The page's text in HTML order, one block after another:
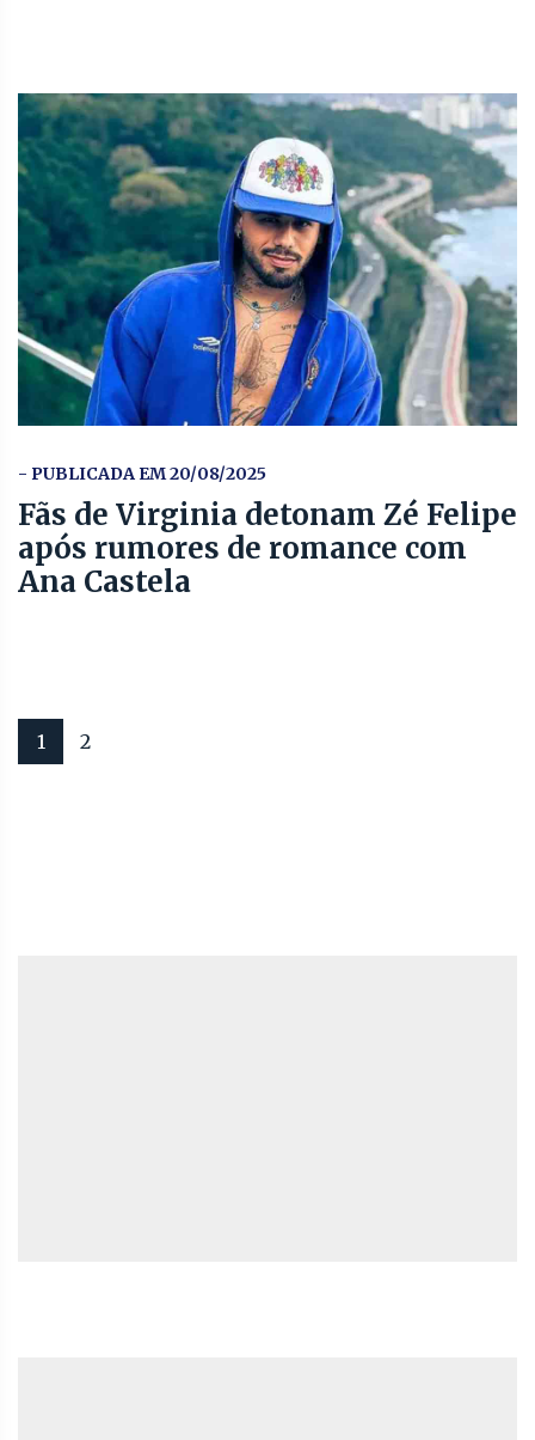
- PUBLICADA EM 20/08/2025
Fãs de Virginia detonam Zé Felipe
após rumores de romance com
Ana Castela
1 2